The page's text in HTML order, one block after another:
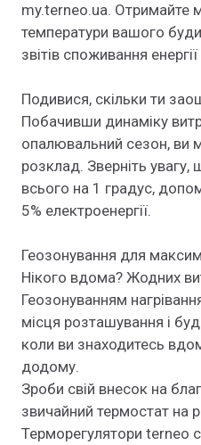
my.terneo.ua. Отримайте
температури вашого
звітів споживання
Подивися, скільки ти
Побачивши динаміку
опалювальний сезон, ви
розклад. Зверніть
всього на 1 градус,
5% електроенергії.
Геозонування для
Нікого вдома? Жодних
Геозонуванням
місця розташування і
коли ви знаходитесь
додому.
Зроби свій внесок на
звичайний термостат на
Терморегулятори terneo